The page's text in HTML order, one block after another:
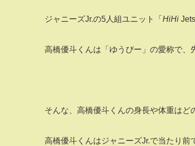
ジャニーズJr.の5人組ユニット「 HiHi
高橋優斗くんは「ゆうぴー」の愛称で、
そんな、高橋優斗くんの身長や体重はど
高橋優斗くんはジャニーズJr.で当たり前